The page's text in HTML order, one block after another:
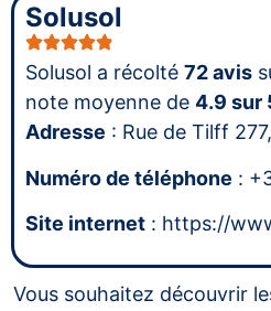
Solusol
Solusol a récolté 72 avis
note moyenne de 4.9 sur
Adresse : Rue de Tilff
Numéro de téléphone :
Site internet : https://
Vous souhaitez découvrir